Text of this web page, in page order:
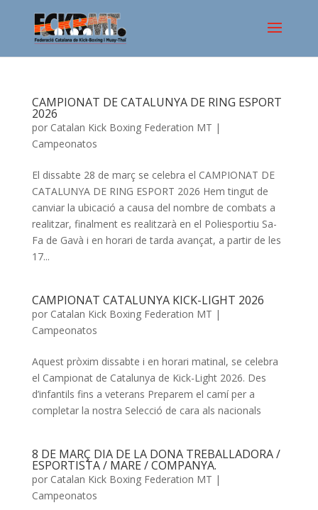
CAMPIONAT DE CATALUNYA DE RING ESPORT
2026
por Catalan Kick Boxing Federation MT |
Campeonatos
El dissabte 28 de març se celebra el CAMPIONAT DE
CATALUNYA DE RING ESPORT 2026 Hem tingut de
canviar la ubicació a causa del nombre de combats a
realitzar, finalment es realitzarà en el Poliesportiu Sa-
Fa de Gavà i en horari de tarda avançat, a partir de les
17...
CAMPIONAT CATALUNYA KICK-LIGHT 2026
por Catalan Kick Boxing Federation MT |
Campeonatos
Aquest pròxim dissabte i en horari matinal, se celebra
el Campionat de Catalunya de Kick-Light 2026. Des
d’infantils fins a veterans Preparem el camí per a
completar la nostra Selecció de cara als nacionals
8 DE MARÇ DIA DE LA DONA TREBALLADORA /
ESPORTISTA / MARE / COMPANYA.
por Catalan Kick Boxing Federation MT |
Campeonatos